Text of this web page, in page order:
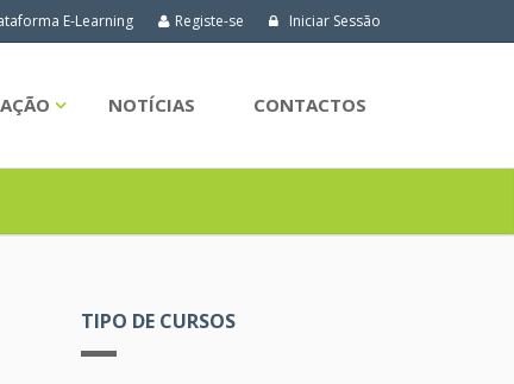
E-Learning Registe-se Iniciar Sessão
NOTÍCIAS CONTACTOS
TIPO DE CURSOS